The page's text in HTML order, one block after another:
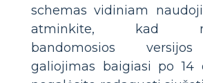
schemas vidiniam
atminkite, kad
bandomosios
galiojimas baigiasi po